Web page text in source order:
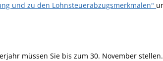
und zu den Lohnsteuerabzugsmerkmalen"
müssen Sie bis zum 30. November stellen.